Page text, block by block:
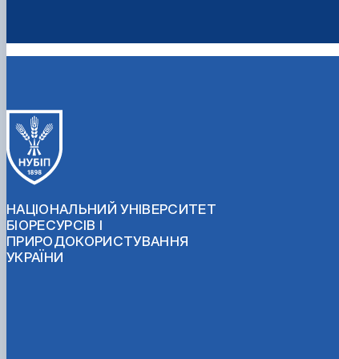
НАЦІОНАЛЬНИЙ УНІВЕРСИТЕТ
БІОРЕСУРСІВ І
ПРИРОДОКОРИСТУВАННЯ
УКРАЇНИ